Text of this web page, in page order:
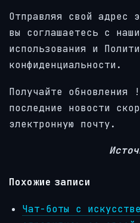
Отправляя свой адрес
вы соглашаетесь с
использования и
конфиденциальности.
Получайте обновления
последние новости
электронную почту.
Похожие записи
Чат-боты с